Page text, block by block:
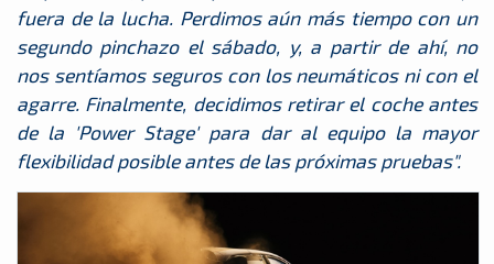
fuera de la lucha. Perdimos aún más tiempo con un
segundo pinchazo el sábado, y, a partir de ahí, no
nos sentíamos seguros con los neumáticos ni con el
agarre. Finalmente, decidimos retirar el coche antes
de la 'Power Stage' para dar al equipo la mayor
flexibilidad posible antes de las próximas pruebas".